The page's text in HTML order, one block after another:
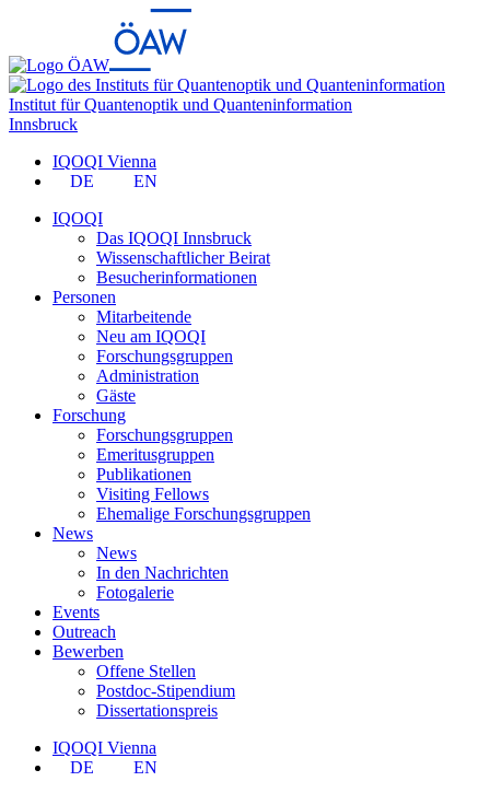
Institut für Quantenoptik und Quanteninformation
Innsbruck
IQOQI Vienna
DE
EN
IQOQI
Das IQOQI Innsbruck
Wissenschaftlicher Beirat
Besucherinformationen
Personen
Mitarbeitende
Neu am IQOQI
Forschungsgruppen
Administration
Gäste
Forschung
Forschungsgruppen
Emeritusgruppen
Publikationen
Visiting Fellows
Ehemalige Forschungsgruppen
News
News
In den Nachrichten
Fotogalerie
Events
Outreach
Bewerben
Offene Stellen
Postdoc-Stipendium
Dissertationspreis
IQOQI Vienna
DE
EN